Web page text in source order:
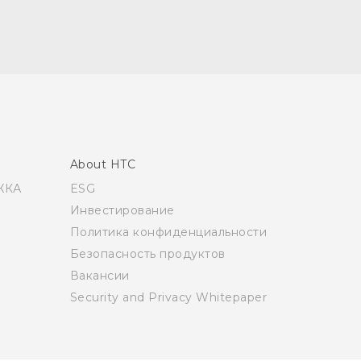
About HTC
ESG
Инвестирование
Политика конфиденциальности
Безопасность продуктов
Вакансии
Security and Privacy Whitepaper